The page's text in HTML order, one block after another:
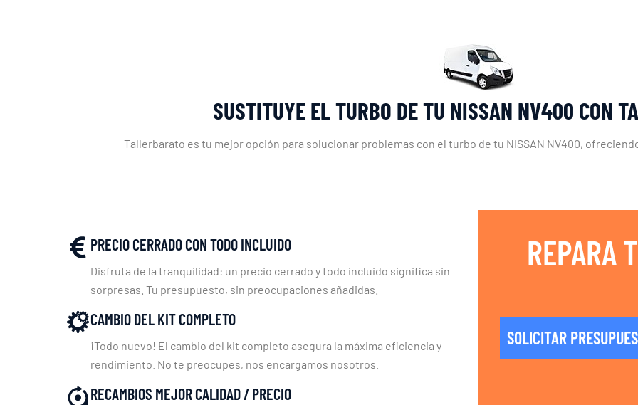
SUSTITUYE EL TURBO DE TU NISSAN NV400 CON
Tallerbarato es tu mejor opción para solucionar problemas con el turbo de tu NISSAN NV400,
PRECIO CERRADO CON TODO INCLUIDO
Disfruta de la tranquilidad: un precio cerrado y todo incluido significa sin
sorpresas. Tu presupuesto, sin preocupaciones añadidas.
CAMBIO DEL KIT COMPLETO
¡Todo nuevo! El cambio del kit completo asegura la máxima eficiencia y
rendimiento. No te preocupes, nos encargamos nosotros.
RECAMBIOS MEJOR CALIDAD / PRECIO
REPARA
SOLICITAR